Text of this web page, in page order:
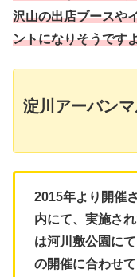
沢山の出店ブースや
ントになりそうです
淀川アーバン
2015年より開催
内にて、実施さ
は河川敷公園に
の開催に合わせ